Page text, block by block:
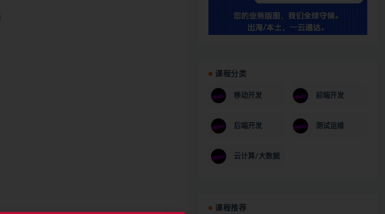
课程分类
移动开发 前端开发
后端开发 测试运维
云计算/大数据
课程推荐